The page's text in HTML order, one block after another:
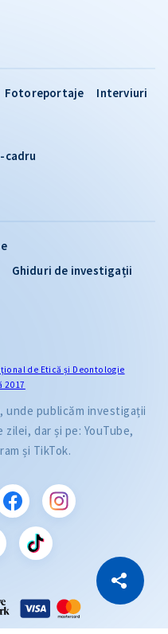
Copiază Link
Ghiduri de investigații
Fotoreportaje
Interviuri
cadru
de Etică și Deontologie
2017
unde publicăm investigații
dar și pe: YouTube,
și TikTok.